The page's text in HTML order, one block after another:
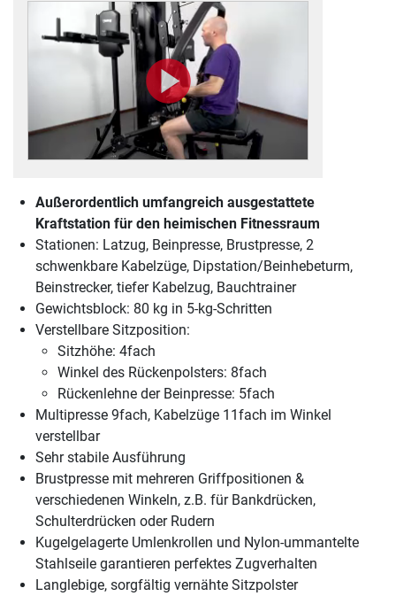
Außerordentlich umfangreich ausgestattete
Kraftstation für den heimischen Fitnessraum
Stationen: Latzug, Beinpresse, Brustpresse, 2
schwenkbare Kabelzüge, Dipstation/Beinhebeturm,
Beinstrecker, tiefer Kabelzug, Bauchtrainer
Gewichtsblock: 80 kg in 5-kg-Schritten
Verstellbare Sitzposition:
Sitzhöhe: 4fach
Winkel des Rückenpolsters: 8fach
Rückenlehne der Beinpresse: 5fach
Multipresse 9fach, Kabelzüge 11fach im Winkel
verstellbar
Sehr stabile Ausführung
Brustpresse mit mehreren Griffpositionen &
verschiedenen Winkeln, z.B. für Bankdrücken,
Schulterdrücken oder Rudern
Kugelgelagerte Umlenkrollen und Nylon-ummantelte
Stahlseile garantieren perfektes Zugverhalten
Langlebige, sorgfältig vernähte Sitzpolster